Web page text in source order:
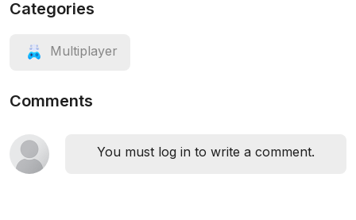
Categories
Multiplayer
Comments
You must log in to write a comment.